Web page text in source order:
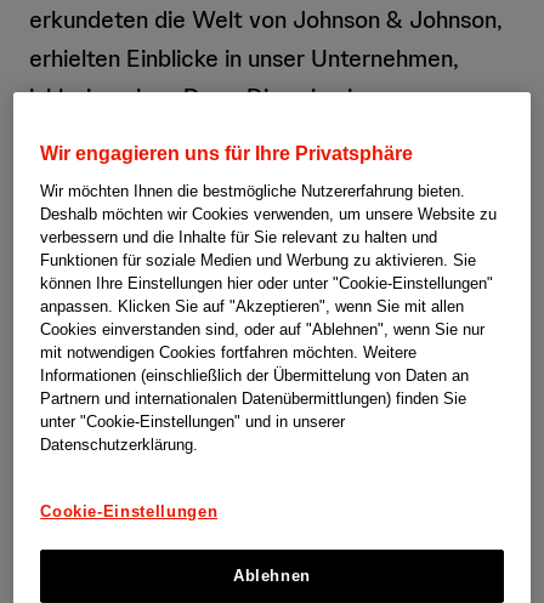
erkundeten die Welt von Johnson & Johnson,
erhielten Einblicke in unser Unternehmen,
inklusive eines Deep Dives in eine unserer
Karrieremöglichkeiten, die wir in der Schweiz
bieten. Dieses Event markierte nur einen
Meilenstein in unserer laufenden
Zusammenarbeit mit dem Health Science
Club – einer Studentenorganisation der ETH
und UZH, die sich der Überbrückung der
Lücke zwischen Wissenschaft und
Gesundheitswesen widmet. Seit Beginn
gemeinsam verschiedene Programme
entwickelt, die Studierende unterstützen,
Wir engagieren uns für Ihre Privatsphäre
Wir möchten Ihnen die bestmögliche Nutzererfahrung bieten.
Deshalb möchten wir Cookies verwenden, um unsere Website zu
verbessern und die Inhalte für Sie relevant zu halten und
Funktionen für soziale Medien und Werbung zu aktivieren. Sie
können Ihre Einstellungen hier oder unter "Cookie-Einstellungen"
anpassen. Klicken Sie auf "Akzeptieren", wenn Sie mit allen
Cookies einverstanden sind, oder auf "Ablehnen", wenn Sie nur
mit notwendigen Cookies fortfahren möchten. Weitere
Informationen (einschließlich der Übermittelung von Daten an
Partnern und internationalen Datenübermittlungen) finden Sie
unter "Cookie-Einstellungen" und in unserer
Datenschutzerklärung.
Cookie-Einstellungen
Ablehnen